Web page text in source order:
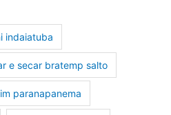
indaiatuba
e secar bratemp salto
paranapanema